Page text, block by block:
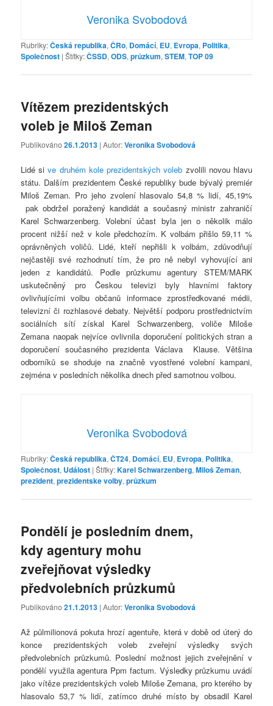
Veronika Svobodová
Rubriky:Česká republika,ČRo, Domácí, EU, Evropa, Politika,
Společnost |Štítky:ČSSD,ODS,průzkum,STEM,TOP 09
Vítězem prezidentských
voleb je Miloš Zeman
Publikováno26.1.2013 | Autor:Veronika Svobodová
Lidé sive druhém kole prezidentských voleb zvolili novou hlavu
státu. Dalším prezidentem České republiky bude bývalý premiér
Miloš Zeman. Pro jeho zvolení hlasovalo 54,8 % lidí, 45,19%
pak obdržel poražený kandidát a současný ministr zahraničí
Karel Schwarzenberg. Volební účast byla jen o několik málo
procent nižší než v kole předchozím. K volbám přišlo 59,11 %
oprávněných voličů. Lidé, kteří nepřišli k volbám, zdůvodňují
nejčastěji své rozhodnutí tím, že pro ně nebyl vyhovující ani
jeden z kandidátů. Podle průzkumu agentury STEM/MARK
uskutečněný pro Českou televizi byly hlavními faktory
ovlivňujícími volbu občanů informace zprostředkované médii,
televizní či rozhlasové debaty. Největší podporu prostřednictvím
sociálních sítí získal Karel Schwarzenberg, voliče Miloše
Zemana naopak nejvíce ovlivnila doporučení politických stran a
doporučení současného prezidenta Václava Klause. Většina
odborníků se shoduje na značně vyostřené volební kampani,
zejména v posledních několika dnech před samotnou volbou.
Veronika Svobodová
Rubriky:Česká republika,ČT24, Domácí, EU, Evropa, Politika,
Společnost, Událost |Štítky:Karel Schwarzenberg,Miloš Zeman,
prezident,prezidentske volby,průzkum
Pondělí je posledním dnem,
kdy agentury mohu
zveřejňovat výsledky
předvolebních průzkumů
Publikováno21.1.2013 | Autor:Veronika Svobodová
Až půlmilionová pokuta hrozí agentuře, která v době od úterý do
konce prezidentských voleb zveřejní výsledky svých
předvolebních průzkumů. Poslední možnost jejich zveřejnění v
pondělí využila agentura Ppm factum. Výsledky průzkumu uvádí
jako vítěze prezidentských voleb Miloše Zemana, pro kterého by
hlasovalo 53,7 % lidí, zatímco druhé místo by obsadil Karel